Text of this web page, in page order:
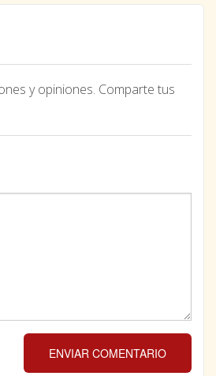
y opiniones. Comparte tus
ENVIAR COMENTARIO